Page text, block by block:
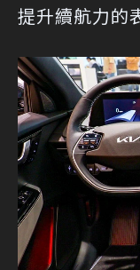
提升續航力的